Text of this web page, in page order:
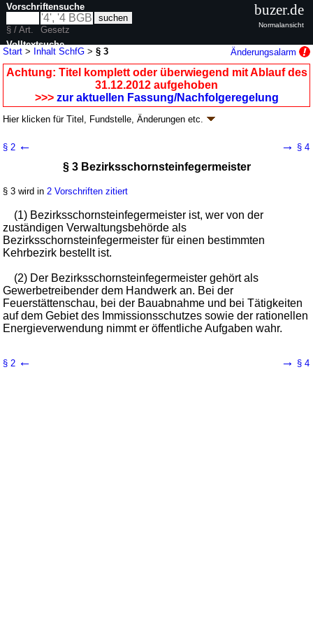
Start > Inhalt SchfG >§ 3 Änderungsalarm
Achtung: Titel komplett oder überwiegend mit Ablauf des
31.12.2012 aufgehoben
>>> zur aktuellen Fassung/Nachfolgeregelung
Hier klicken fürTitel, Fundstelle, Änderungen etc.
Abs. 4 G. v. 26.11.2008BGBl. I S. 2242
7 weitere Fassungen | wird in 29 Vorschriften zitiert
I. Teil Allgemeine Vorschriften
§ 2 ← → § 4
§ 3 Bezirksschornsteinfegermeister
§ 3 wird in 2 Vorschriften zitiert
(1) Bezirksschornsteinfegermeister ist, wer von der
zuständigen Verwaltungsbehörde als
Bezirksschornsteinfegermeister für einen bestimmten
Kehrbezirk bestellt ist.
(2) Der Bezirksschornsteinfegermeister gehört als
Gewerbetreibender dem Handwerk an. Bei der
Feuerstättenschau, bei der Bauabnahme und bei Tätigkeiten
auf dem Gebiet des Immissionsschutzes sowie der rationellen
Energieverwendung nimmt er öffentliche Aufgaben wahr.
§ 2 ← → § 4
Vorschriftensuche
§ / Art.
Gesetz
Volltextsuche
nur in SchfG
buzer.de
Normalansicht